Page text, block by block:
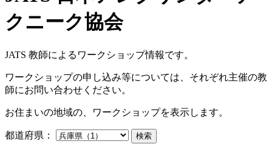
JATS 教師によるワークショップ情報です。
ワークショップの申し込み等については、それぞれ主催の教
師にお問い合わせください。
お住まいの地域の、ワークショップを表示します。
都道府県： 検索